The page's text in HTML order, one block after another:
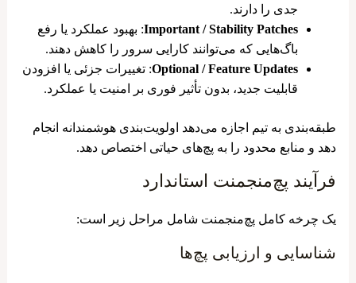
جدی را دارند.
Important / Stability Patches: بهبود عملکرد یا رفع
باگ‌هایی که می‌توانند کارایی سرور را کاهش دهند.
Optional / Feature Updates: تغییرات جزئی یا افزودن
قابلیت جدید، بدون تأثیر فوری بر امنیت یا عملکرد.
طبقه‌بندی به تیم اجازه می‌دهد اولویت‌بندی هوشمندانه انجام
دهد و منابع محدود را به پچ‌های حیاتی اختصاص دهد.
فرآیند پچ‌منجمنت استاندارد
یک چرخه کامل پچ‌منجمنت شامل مراحل زیر است:
شناسایی و ارزیابی پچ‌ها